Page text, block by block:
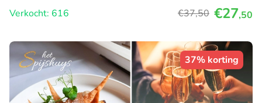
Verkocht: 616
€37,50 €27,50
37% korting